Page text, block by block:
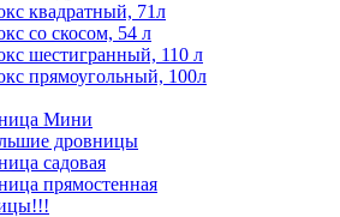
квадратный, 71л
со скосом, 54 л
шестигранный, 110 л
прямоугольный, 100л
Мини
дровницы
садовая
прямостенная